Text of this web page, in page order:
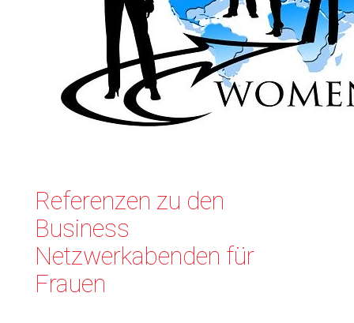
Referenzen zu den
Business
Netzwerkabenden für
Frauen